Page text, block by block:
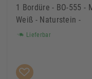
1 Bordüre - BO-555 -
Weiß - Naturstein -
Lieferbar